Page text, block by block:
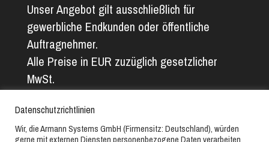
Unser Angebot gilt ausschließlich für
gewerbliche Endkunden oder öffentliche
Auftragnehmer.
Alle Preise in EUR zuzüglich gesetzlicher
MwSt.
Alle Angaben ohne Gewähr. Abbildungs- und
Textfehler vorbehalten.
Datenschutzrichtlinien
Wir, die Armann Systems GmbH (Firmensitz: Deutschland), würden
gerne mit externen Diensten personenbezogene Daten verarbeiten.